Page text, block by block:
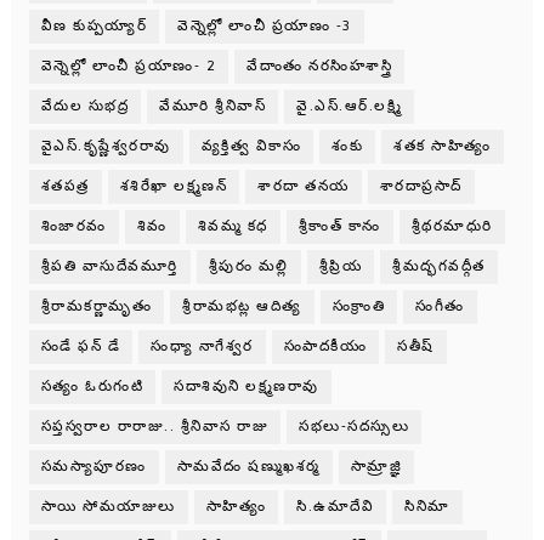
వీణ కుప్పయ్యార్ వెన్నెల్లో లాంచీ ప్రయాణం -3
వెన్నెల్లో లాంచీ ప్రయాణం- 2 వేదాంతం నరసింహశాస్త్రి
వేదుల సుభద్ర వేమూరి శ్రీనివాస్ వై.ఎస్.ఆర్.లక్ష్మి
వైఎస్.కృష్ణేశ్వరరావు వ్యక్తిత్వ వికాసం శంకు శతక సాహిత్యం
శతపత్ర శశిరేఖా లక్ష్మణన్ శారదా తనయ శారదాప్రసాద్
శింజారవం శివం శివమ్మ కధ శ్రీకాంత్ కానం శ్రీథరమాధురి
శ్రీపతి వాసుదేవమూర్తి శ్రీపురం మల్లి శ్రీప్రియ శ్రీమద్భగవద్గీత
శ్రీరామకర్ణామృతం శ్రీరామభట్ల ఆదిత్య సంక్రాంతి సంగీతం
సండే ఫన్ డే సంధ్యా నాగేశ్వర సంపాదకీయం సతీష్
సత్యం ఓరుగంటి సదాశివుని లక్ష్మణరావు
సప్తస్వరాల రారాజు.. శ్రీనివాస రాజు సభలు-సదస్సులు
సమస్యాపూరణం సామవేదం షణ్ముఖశర్మ సామ్రాజ్ఞి
సాయి సోమయాజులు సాహిత్యం సి.ఉమాదేవి సినిమా